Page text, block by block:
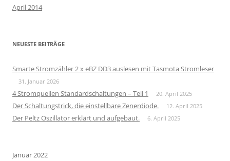
April 2014
NEUESTE BEITRÄGE
Smarte Stromzähler 2 x eBZ DD3 auslesen mit Tasmota Stromleser
31. Januar 2026
4 Stromquellen Standardschaltungen – Teil 1 20. April 2025
Der Schaltungstrick, die einstellbare Zenerdiode. 12. April 2025
Der Peltz Oszillator erklärt und aufgebaut. 6. April 2025
Januar 2022